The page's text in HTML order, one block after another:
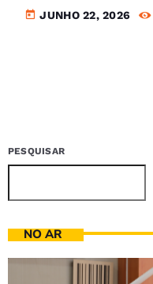
today JUNHO 22, 2026
PESQUISAR
NO AR